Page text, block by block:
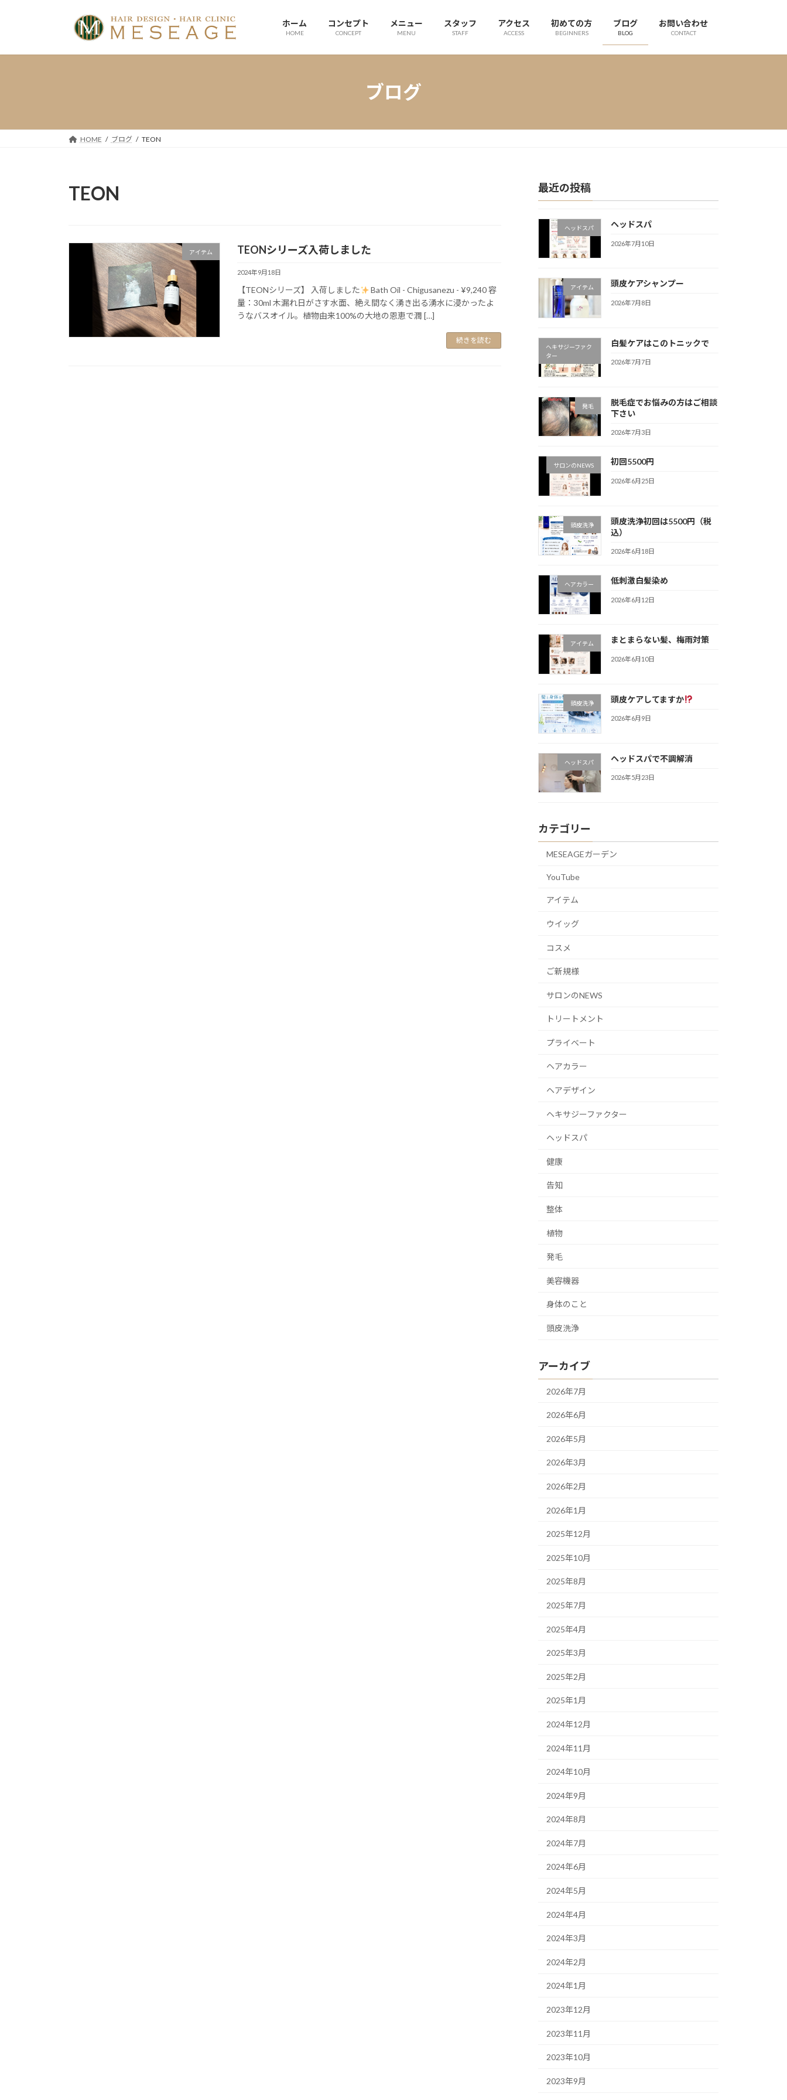
プ
動
ホーム
HOME
コンセプト
CONCEPT
メニュー
MENU
スタッフ
STAFF
アクセス
ACCESS
初めての方
BEGINNERS
ブログ
BLOG
お問い合わせ
CONTACT
ブログ
HOME ブログ TEON
TEON
アイテム TEONシリーズ入荷しました
2024年9月18日
【TEONシリーズ】 入荷しました
Bath Oil - Chigusanezu - ¥9,240 容
量：30ml 木漏れ日がさす水面、絶え間なく湧き出る湧水に浸かったよ
うなバスオイル。植物由来100%の大地の恩恵で潤 […]
続きを読む
最近の投稿
ヘッドスパ ヘッドスパ
2026年7月10日
アイテム 頭皮ケアシャンプー
2026年7月8日
ヘキサジーファク
ター
白髪ケアはこのトニックで
2026年7月7日
発毛
脱毛症でお悩みの方はご相談
下さい
2026年7月3日
サロンのNEWS 初回5500円
2026年6月25日
頭皮洗浄
頭皮洗浄初回は5500円（税
込）
2026年6月18日
ヘアカラー 低刺激白髪染め
2026年6月12日
アイテム まとまらない髪、梅雨対策
2026年6月10日
頭皮洗浄 頭皮ケアしてますか
2026年6月9日
ヘッドスパ ヘッドスパで不調解消
2026年5月23日
カテゴリー
MESEAGEガーデン
YouTube
アイテム
ウイッグ
コスメ
ご新規様
サロンのNEWS
トリートメント
プライベート
ヘアカラー
ヘアデザイン
ヘキサジーファクター
ヘッドスパ
健康
告知
整体
植物
発毛
美容機器
身体のこと
頭皮洗浄
アーカイブ
2026年7月
2026年6月
2026年5月
2026年3月
2026年2月
2026年1月
2025年12月
2025年10月
2025年8月
2025年7月
2025年4月
2025年3月
2025年2月
2025年1月
2024年12月
2024年11月
2024年10月
2024年9月
2024年8月
2024年7月
2024年6月
2024年5月
2024年4月
2024年3月
2024年2月
2024年1月
2023年12月
2023年11月
2023年10月
2023年9月